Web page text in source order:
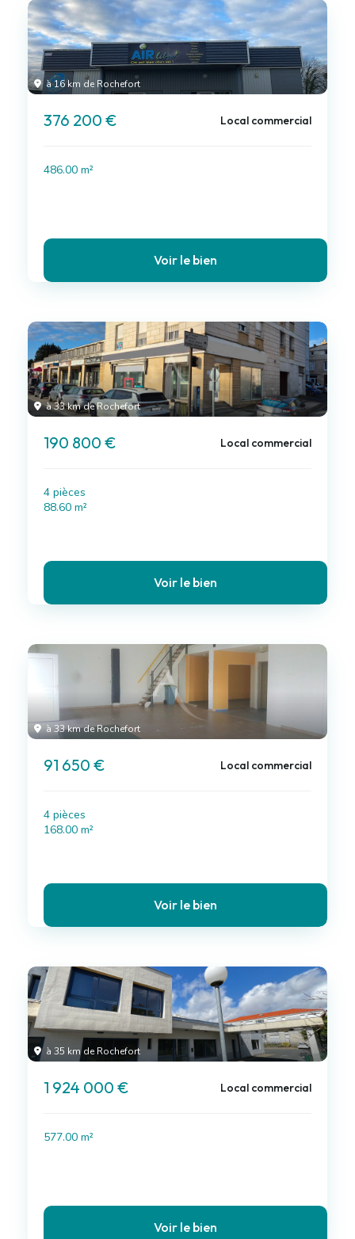
à 16 km de Rochefort
376 200 € Local commercial
486.00 m²
Voir le bien
à 33 km de Rochefort
190 800 € Local commercial
4 pièces
88.60 m²
Voir le bien
à 33 km de Rochefort
91 650 € Local commercial
4 pièces
168.00 m²
Voir le bien
à 35 km de Rochefort
1 924 000 € Local commercial
577.00 m²
Voir le bien